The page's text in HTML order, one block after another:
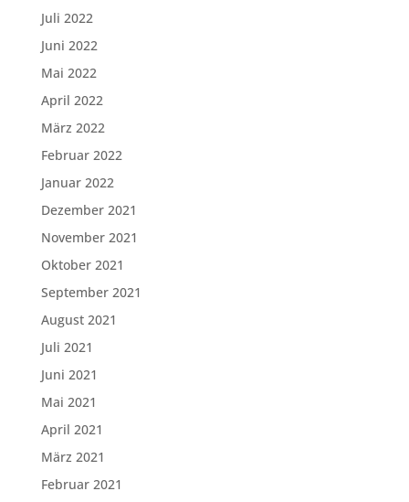
Juli 2022
Juni 2022
Mai 2022
April 2022
März 2022
Februar 2022
Januar 2022
Dezember 2021
November 2021
Oktober 2021
September 2021
August 2021
Juli 2021
Juni 2021
Mai 2021
April 2021
März 2021
Februar 2021